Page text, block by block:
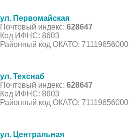
ул. Первомайская
Почтовый индекс: 628647
Код ИФНС: 8603
Районный код ОКАТО: 71119656000
ул. Техснаб
Почтовый индекс: 628647
Код ИФНС: 8603
Районный код ОКАТО: 71119656000
ул. Центральная